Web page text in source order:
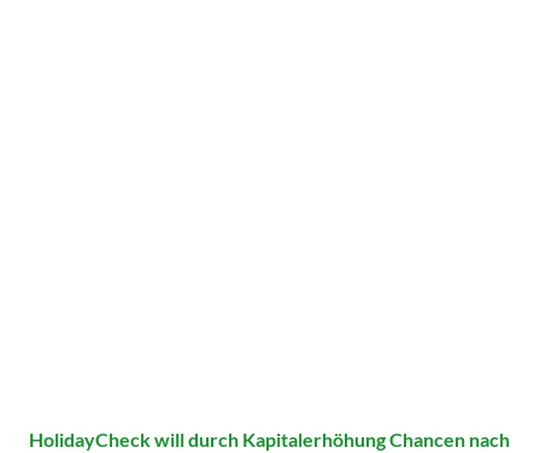
HolidayCheck will durch Kapitalerhöhung Chancen nach